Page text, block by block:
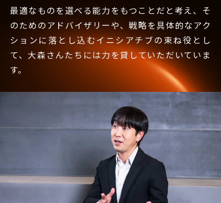
最適なものを選べる能力をもつことだと考え、そ
のためのアドバイザリーや、戦略を具体的なアク
ションに落とし込むイニシアチブの束ね役とし
て、大森さんたちには力を貸していただいていま
す。